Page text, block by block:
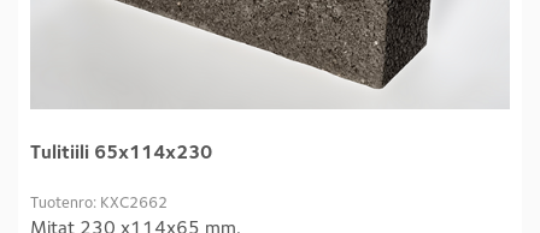
Tulitiili 65x114x230
Tuotenro: KXC2662
Mitat 230 x114x65 mm.